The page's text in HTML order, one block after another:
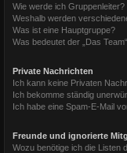
Wie werde ich Gruppenleiter?
Weshalb werden
Was ist eine Hauptgruppe?
Was bedeutet der „Das
Private Nachrichten
Ich kann keine Privaten
Ich bekomme ständig
Ich habe eine Spam-E-Mail
Freunde und ignorierte
Wozu benötige ich die Listen